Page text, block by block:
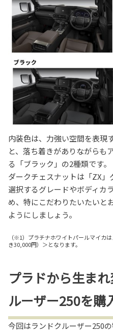
内装色は、力強い空間を表現
と、落ち着きがありながらも
る「ブラック」の2種類です。
ダークチェスナットは「ZX」
選択するグレードやボディカ
め、特にこだわりたいたいと
ようにしましょう。
（※1）プラチナホワイトパールマイカ
き30,000円）＞となります。
プラドから生ま
ルーザー250を購
今回はランドクルーザー250